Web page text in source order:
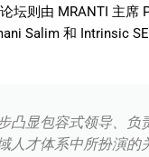
坛则由 MRANTI 主席
Salim 和 Intrinsic
凸显包容式领导、
人才体系中所扮演的